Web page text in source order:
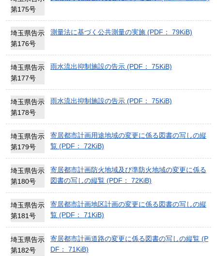
第175号
埼玉県告示
第176号
測量法に基づく公共測量の実施 (PDF： 79KiB)
埼玉県告示
第177号
雨水流出抑制施設の告示 (PDF： 75KiB)
埼玉県告示
第178号
雨水流出抑制施設の告示 (PDF： 75KiB)
埼玉県告示
第179号
寄居都市計画用途地域の変更に係る図書の写しの縦
覧 (PDF： 72KiB)
埼玉県告示
第180号
寄居都市計画防火地域及び準防火地域の変更に係る
図書の写しの縦覧 (PDF： 72KiB)
埼玉県告示
第181号
寄居都市計画地区計画の変更に係る図書の写しの縦
覧 (PDF： 71KiB)
埼玉県告示
第182号
寄居都市計画道路の変更に係る図書の写しの縦覧 (P
DF： 71KiB)